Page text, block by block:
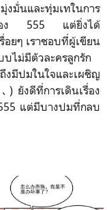
มั่นและทุ่มเทในการ
รื่อง 555 แต่ยิ่งได้
อยๆ เราชอบที่ผู้เขียน
บไม่มีตัวละครลูกรัก
มีปมในใจและเผชิญ
ยังดีที่การเดินเรื่อง
แต่มีบางปมที่กลบ